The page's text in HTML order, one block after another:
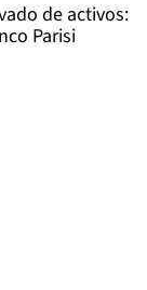
de activos:
Parisi